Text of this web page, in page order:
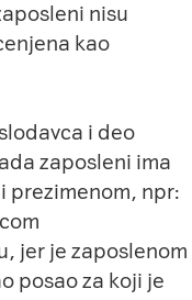
nisu
kao
i deo
zaposleni ima
prezimenom, npr:
jer je zaposlenom
posao za koji je